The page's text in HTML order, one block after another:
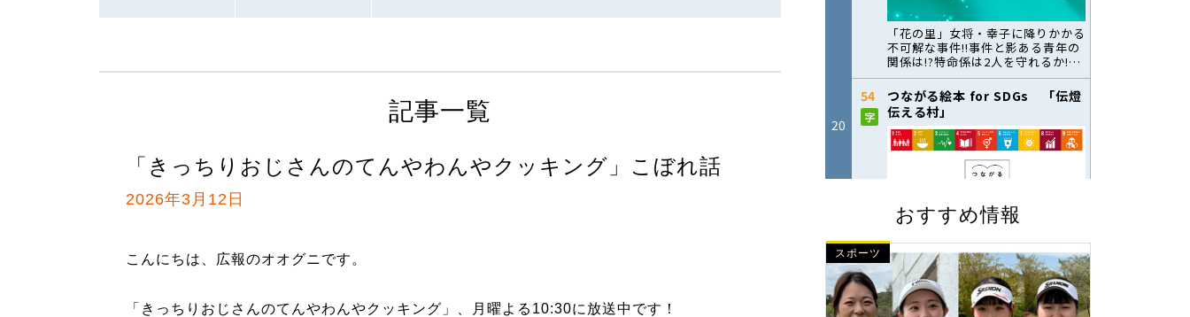
おすすめ情報
スポーツ
記事一覧
「きっちりおじさんのてんやわんやクッキング」こぼれ話
2026年3月12日
こんにちは、広報のオオグニです。
「きっちりおじさんのてんやわんやクッキング」、月曜よる10:30に放送中です！